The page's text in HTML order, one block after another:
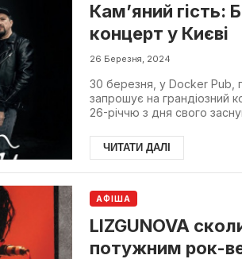
Кам’яний гість:
концерт у Києві
26 Березня, 2024
30 березня, у Docker Pub,
запрошує на грандіозний
26-річчю з дня свого
ЧИТАТИ ДАЛІ
АФІША
LIZGUNOVA
потужним рок-